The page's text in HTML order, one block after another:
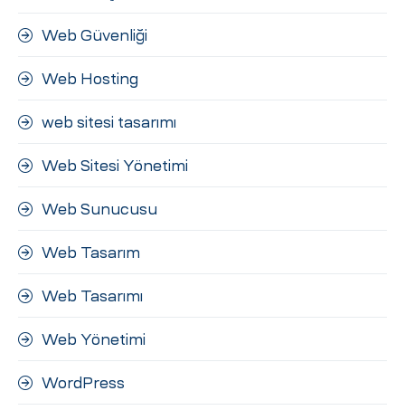
Web Güvenliği
Web Hosting
web sitesi tasarımı
Web Sitesi Yönetimi
Web Sunucusu
Web Tasarım
Web Tasarımı
Web Yönetimi
WordPress